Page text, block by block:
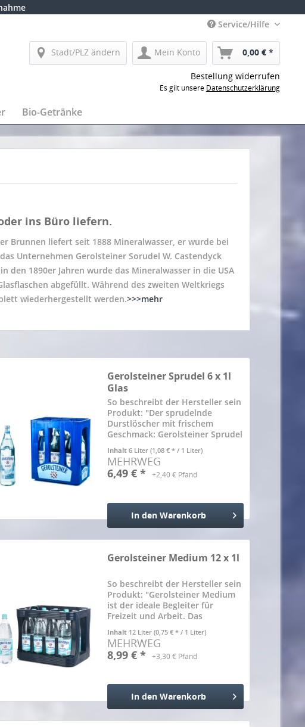
Service/Hilfe
Stadt/PLZ ändern Mein Konto 0,00 € *
Bestellung widerrufen
Es gilt unsere Datenschutzerklärung
Bio-Getränke
ins Büro liefern.
Brunnen liefert seit 1888 Mineralwasser, er wurde bei
Unternehmen Gerolsteiner Sorudel W. Castendyck
den 1890er Jahren wurde das Mineralwasser in die USA
abgefüllt. Während des zweiten Weltkriegs
wiederhergestellt werden.>>>mehr
Gerolsteiner Sprudel 6 x 1l
Glas
So beschreibt der Hersteller sein
Produkt: "Der sprudelnde
Durstlöscher mit frischem
Geschmack: Gerolsteiner Sprudel
ist eines der meistgetrunkenen
Mineralwässer Deutschlands.
Das Geheimnis seines Erfolgs
liegt in seinem vulkanischen...
Inhalt6 Liter(1,08 € * / 1 Liter)
MEHRWEG
6,49 € *
+2,40 € Pfand
In den Warenkorb
Hinzugefügt
Gerolsteiner Medium 12 x 1l
So beschreibt der Hersteller sein
Produkt: "Gerolsteiner Medium
ist der ideale Begleiter für
Freizeit und Arbeit. Das
Mineralwasser überzeugt durch
Frische mit weniger Kohlensäure.
Ein Liter Gerolsteiner Medium...
Inhalt 12 Liter(0,75 € * / 1 Liter)
MEHRWEG
8,99 € *
+3,30 € Pfand
In den Warenkorb
Hinzugefügt